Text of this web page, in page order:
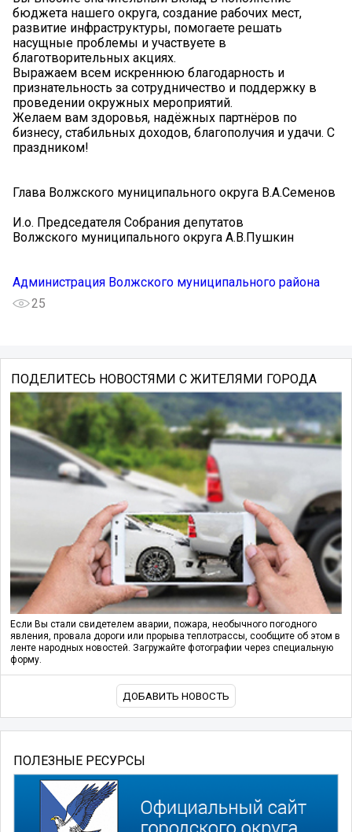
бюджета нашего округа, создание рабочих мест,
развитие инфраструктуры, помогаете решать
насущные проблемы и участвуете в
благотворительных акциях.
Выражаем всем искреннюю благодарность и
признательность за сотрудничество и поддержку в
проведении окружных мероприятий.
Желаем вам здоровья, надёжных партнёров по
бизнесу, стабильных доходов, благополучия и удачи. С
праздником!
Глава Волжского муниципального округа В.А.Семенов
И.о. Председателя Собрания депутатов
Волжского муниципального округа А.В.Пушкин
Администрация Волжского муниципального района
25
ПОДЕЛИТЕСЬ НОВОСТЯМИ С ЖИТЕЛЯМИ ГОРОДА
Если Вы стали свидетелем аварии, пожара, необычного погодного
явления, провала дороги или прорыва теплотрассы, сообщите об этом в
ленте народных новостей. Загружайте фотографии через специальную
форму.
ДОБАВИТЬ НОВОСТЬ
ПОЛЕЗНЫЕ РЕСУРСЫ